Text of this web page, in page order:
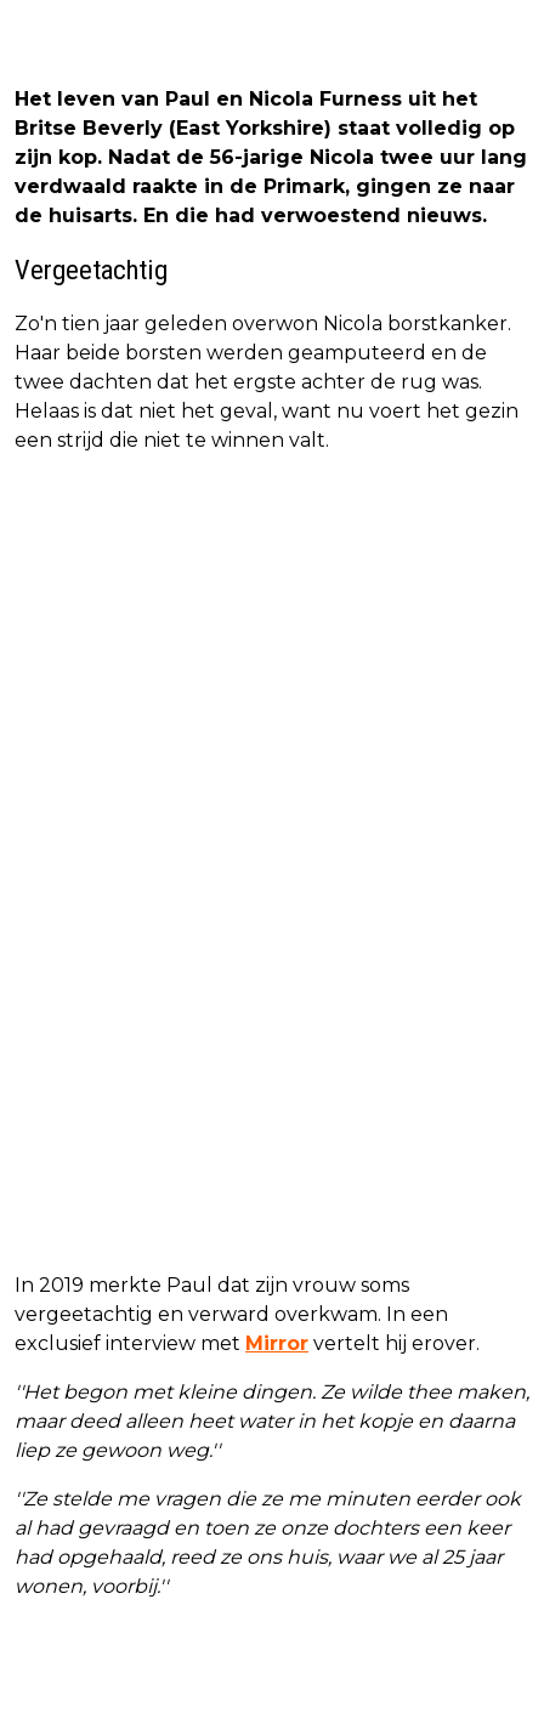
Het leven van Paul en Nicola Furness uit het
Britse Beverly (East Yorkshire) staat volledig op
zijn kop. Nadat de 56-jarige Nicola twee uur lang
verdwaald raakte in de Primark, gingen ze naar
de huisarts. En die had verwoestend nieuws.
Vergeetachtig
Zo'n tien jaar geleden overwon Nicola borstkanker.
Haar beide borsten werden geamputeerd en de
twee dachten dat het ergste achter de rug was.
Helaas is dat niet het geval, want nu voert het gezin
een strijd die niet te winnen valt.
In 2019 merkte Paul dat zijn vrouw soms
vergeetachtig en verward overkwam. In een
exclusief interview met Mirror vertelt hij erover.
''Het begon met kleine dingen. Ze wilde thee maken,
maar deed alleen heet water in het kopje en daarna
liep ze gewoon weg.''
''Ze stelde me vragen die ze me minuten eerder ook
al had gevraagd en toen ze onze dochters een keer
had opgehaald, reed ze ons huis, waar we al 25 jaar
wonen, voorbij.''